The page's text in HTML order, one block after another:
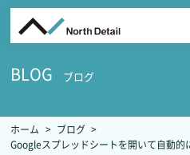
BLOG ブログ
ホーム
ブログ
Googleスプレッドシートを開いて自動